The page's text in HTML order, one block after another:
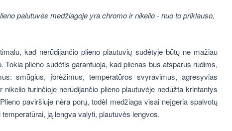
palutuvės medžiagoje yra chromo ir nikelio - nuo to priklauso,
kad nerūdijančio plieno plautuvių sudėtyje būtų ne mažiau
plieno sudėtis garantuoja, kad plienas bus atsparus rūdims,
smūgius, įbrėžimus, temperatūros svyravimus, agresyvias
turinčioje nerūdijančio plieno plautuvėje nedūžta krintantys
paviršiuje nėra porų, todėl medžiaga visai neįgeria spalvotų
ją lengva valyti, plautuvės lengvos.